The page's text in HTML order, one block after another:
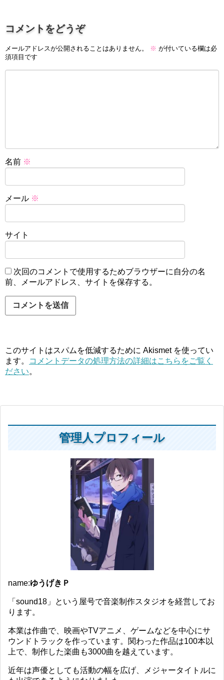
コメントをどうぞ
メールアドレスが公開されることはありません。 ※ が付いている欄は必
須項目です
名前 ※
メール ※
サイト
次回のコメントで使用するためブラウザーに自分の名
前、メールアドレス、サイトを保存する。
このサイトはスパムを低減するために Akismet を使ってい
ます。
コメントデータの処理方法の詳細はこちらをご覧く
ださい。
管理人プロフィール
name:ゆうげきＰ
「sound18」という屋号で音楽制作スタジオを経営してお
ります。
本業は作曲で、映画やTVアニメ、ゲームなどを中心にサ
ウンドトラックを作っています。関わった作品は100本以
上で、制作した楽曲も3000曲を越えています。
近年は声優としても活動の幅を広げ、メジャータイトルに